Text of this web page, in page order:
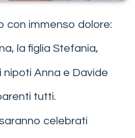
con immenso dolore:
la figlia Stefania,
nipoti Anna e Davide
tutti.
celebrati